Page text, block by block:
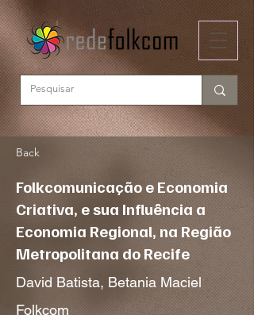
Back
Folkcomunicação e Economia
Criativa, e sua Influência a
Economia Regional, na Região
Metropolitana do Recife
David Batista, Betania Maciel
Folkcom